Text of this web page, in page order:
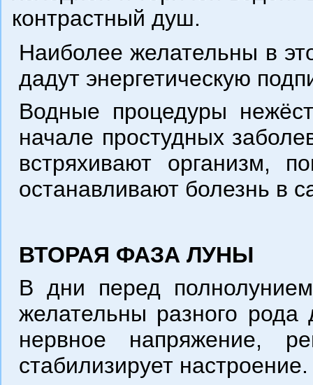
контрастный душ.
Наиболее желательны в
дадут энергетическую
Водные процедуры
начале простудных
встряхивают организм,
останавливают болезнь в
ВТОРАЯ ФАЗА ЛУНЫ
В дни перед
желательны разного
нервное напряжение,
стабилизирует настроение.